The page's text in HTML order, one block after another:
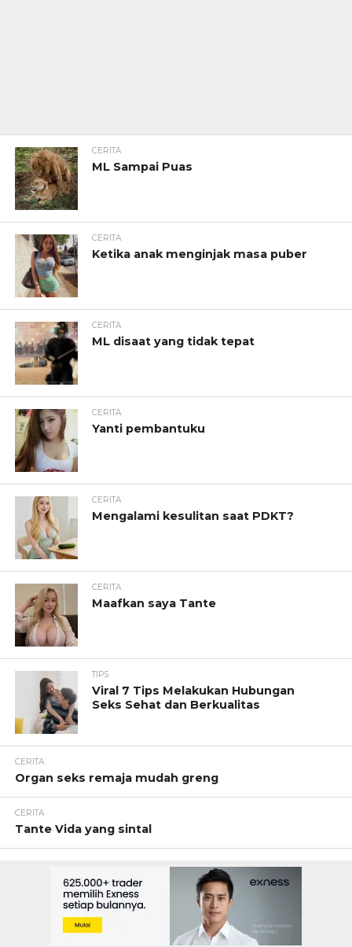
CERITA
ML Sampai Puas
CERITA
Ketika anak menginjak masa puber
CERITA
ML disaat yang tidak tepat
CERITA
Yanti pembantuku
CERITA
Mengalami kesulitan saat PDKT?
CERITA
Maafkan saya Tante
TIPS
Viral 7 Tips Melakukan Hubungan
Seks Sehat dan Berkualitas
CERITA
Organ seks remaja mudah greng
CERITA
Tante Vida yang sintal